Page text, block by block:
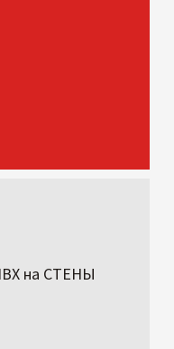
на СТЕНЫ